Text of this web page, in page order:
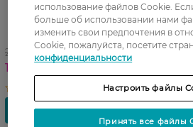
Консилер для лица Mon
Reve Luminess 104 10 мл
219,99 ГРН
153,99 ГРН
использование файлов Cookie.
больше об использовании нами
изменить свои предпочтения в
Cookie, пожалуйста, посетите
конфиденциальности
Настроить файлы
Принять все файлы